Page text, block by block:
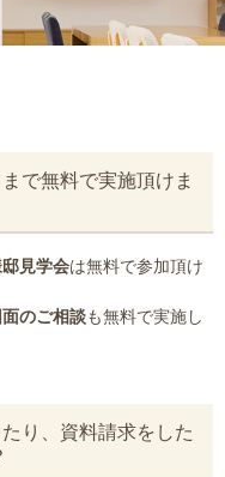
で無料で実施頂けま
見学会は無料で参加頂け
のご相談も無料で実施し
り、資料請求をした